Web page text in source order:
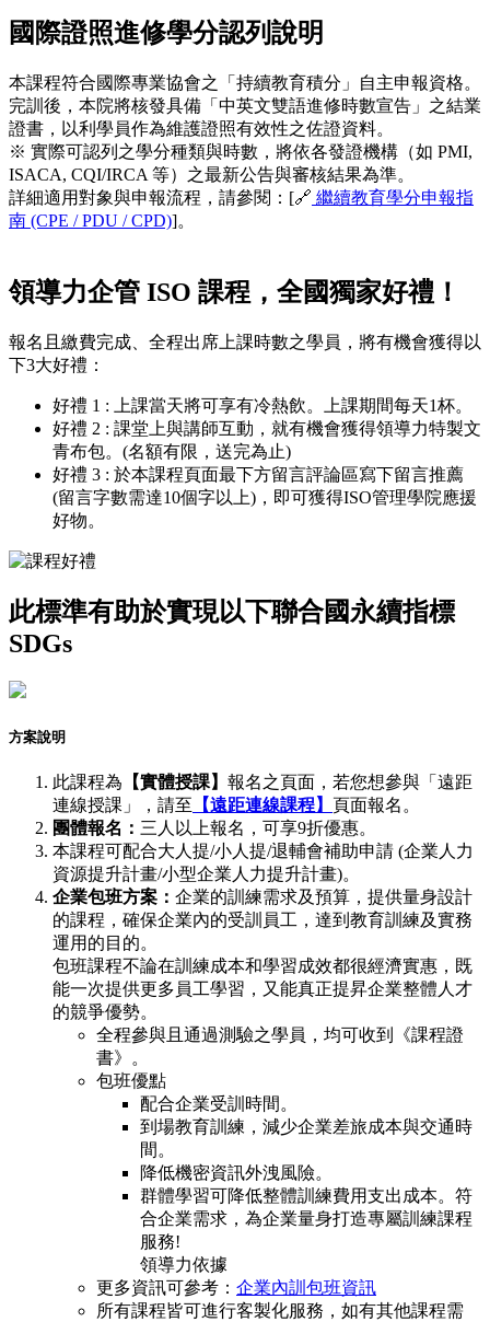
國際證照進修學分認列說明
本課程符合國際專業協會之「持續教育積分」自主申報資格。
完訓後，本院將核發具備「中英文雙語進修時數宣告」之結業
證書，以利學員作為維護證照有效性之佐證資料。
※ 實際可認列之學分種類與時數，將依各發證機構（如 PMI,
ISACA, CQI/IRCA 等）之最新公告與審核結果為準。
詳細適用對象與申報流程，請參閱：[🔗 繼續教育學分申報指
南 (CPE / PDU / CPD)]。
領導力企管 ISO 課程，全國獨家好禮！
報名且繳費完成、全程出席上課時數之學員，將有機會獲得以
下3大好禮：
好禮 1 : 上課當天將可享有冷熱飲。上課期間每天1杯。
好禮 2 : 課堂上與講師互動，就有機會獲得領導力特製文
青布包。(名額有限，送完為止)
好禮 3 : 於本課程頁面最下方留言評論區寫下留言推薦
(留言字數需達10個字以上)，即可獲得ISO管理學院應援
好物。
此標準有助於實現以下聯合國永續指標
SDGs
方案說明
此課程為 【實體授課】 報名之頁面，若您想參與「遠距
連線授課」，請至 【遠距連線課程】 頁面報名。
團體報名： 三人以上報名，可享9折優惠。
本課程可配合大人提/小人提/退輔會補助申請 (企業人力
資源提升計畫/小型企業人力提升計畫)。
企業包班方案： 企業的訓練需求及預算，提供量身設計
的課程，確保企業內的受訓員工，達到教育訓練及實務
運用的目的。
包班課程不論在訓練成本和學習成效都很經濟實惠，既
能一次提供更多員工學習，又能真正提昇企業整體人才
的競爭優勢。
全程參與且通過測驗之學員，均可收到《課程證
書》。
包班優點
配合企業受訓時間。
到場教育訓練，減少企業差旅成本與交通時
間。
降低機密資訊外洩風險。
群體學習可降低整體訓練費用支出成本。符
合企業需求，為企業量身打造專屬訓練課程
服務!
領導力依據
更多資訊可參考： 企業內訓包班資訊
所有課程皆可進行客製化服務，如有其他課程需